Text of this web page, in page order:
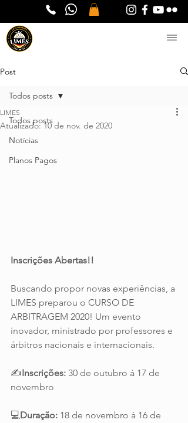
Post
Todos posts
Notícias
Planos Pagos
Todos posts
LIMES
Atualizado:10 de nov. de 2020
Inscrições Abertas!!
Buscando propor novas experiências, a
LIMES preparou o CURSO DE
ARBITRAGEM 2020! Um evento
inovador, ministrado por professores e
árbitros nacionais e internacionais.
✍️Inscrições: 30 de outubro à 17 de
novembro
💻Duração: 18 de novembro à 16 de